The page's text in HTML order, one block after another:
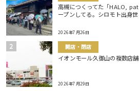
高槻につくってた「HALO,
ープンしてる。シロモト出身
2026年7月26日
開店・閉店
イオンモール久御山の複数店
2026年7月29日